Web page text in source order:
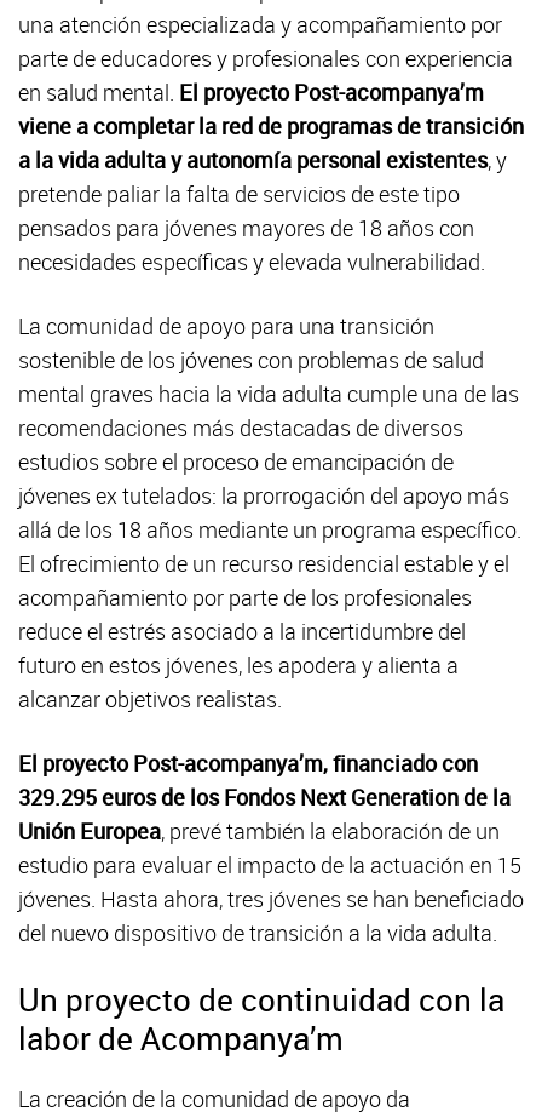
una atención especializada y acompañamiento por
parte de educadores y profesionales con experiencia
en salud mental. El proyecto Post-acompanya’m
viene a completar la red de programas de transición
a la vida adulta y autonomía personal existentes, y
pretende paliar la falta de servicios de este tipo
pensados para jóvenes mayores de 18 años con
necesidades específicas y elevada vulnerabilidad.
La comunidad de apoyo para una transición
sostenible de los jóvenes con problemas de salud
mental graves hacia la vida adulta cumple una de las
recomendaciones más destacadas de diversos
estudios sobre el proceso de emancipación de
jóvenes ex tutelados: la prorrogación del apoyo más
allá de los 18 años mediante un programa específico.
El ofrecimiento de un recurso residencial estable y el
acompañamiento por parte de los profesionales
reduce el estrés asociado a la incertidumbre del
futuro en estos jóvenes, les apodera y alienta a
alcanzar objetivos realistas.
El proyecto Post-acompanya’m, financiado con
329.295 euros de los Fondos Next Generation de la
Unión Europea, prevé también la elaboración de un
estudio para evaluar el impacto de la actuación en 15
jóvenes. Hasta ahora, tres jóvenes se han beneficiado
del nuevo dispositivo de transición a la vida adulta.
Un proyecto de continuidad con la
labor de Acompanya’m
La creación de la comunidad de apoyo da